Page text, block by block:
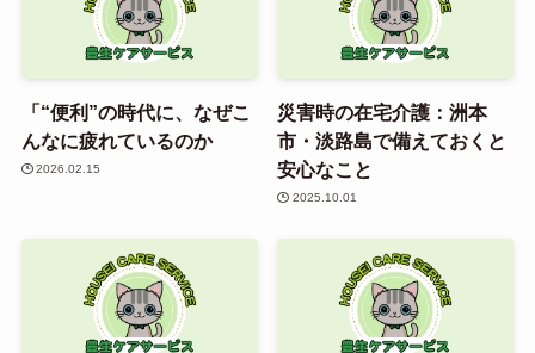
「“便利”の時代に、なぜこ
んなに疲れているのか
2026.02.15
災害時の在宅介護：洲本
市・淡路島で備えておくと
安心なこと
2025.10.01